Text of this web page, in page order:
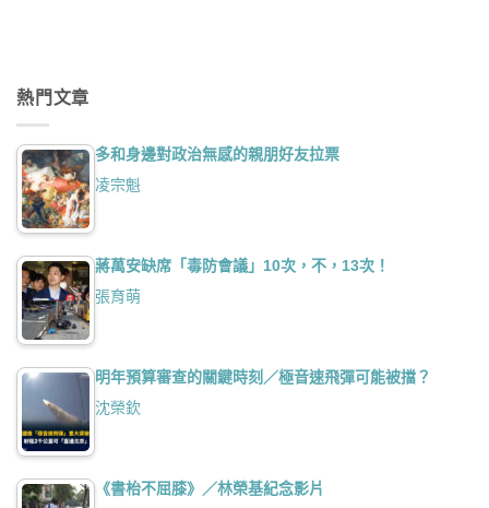
熱門文章
多和身邊對政治無感的親朋好友拉票
凌宗魁
蔣萬安缺席「毒防會議」10次，不，13次！
張育萌
明年預算審查的關鍵時刻／極音速飛彈可能被擋？
沈榮欽
《書枱不屈膝》／林榮基紀念影片